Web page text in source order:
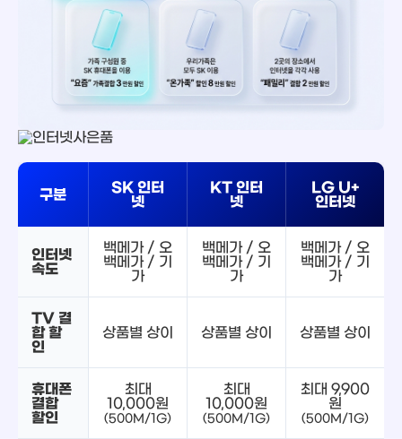
구분
SK 인터
넷
KT 인터
넷
LG U+
인터넷
인터넷
속도
백메가 / 오
백메가 / 기
가
백메가 / 오
백메가 / 기
가
백메가 / 오
백메가 / 기
가
TV 결
합 할
인
상품별 상이 상품별 상이 상품별 상이
휴대폰
결합
할인
최대
10,000원
(500M/1G)
최대
10,000원
(500M/1G)
최대 9,900
원
(500M/1G)